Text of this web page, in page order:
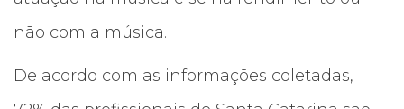
não com a música.
De acordo com as informações coletadas,